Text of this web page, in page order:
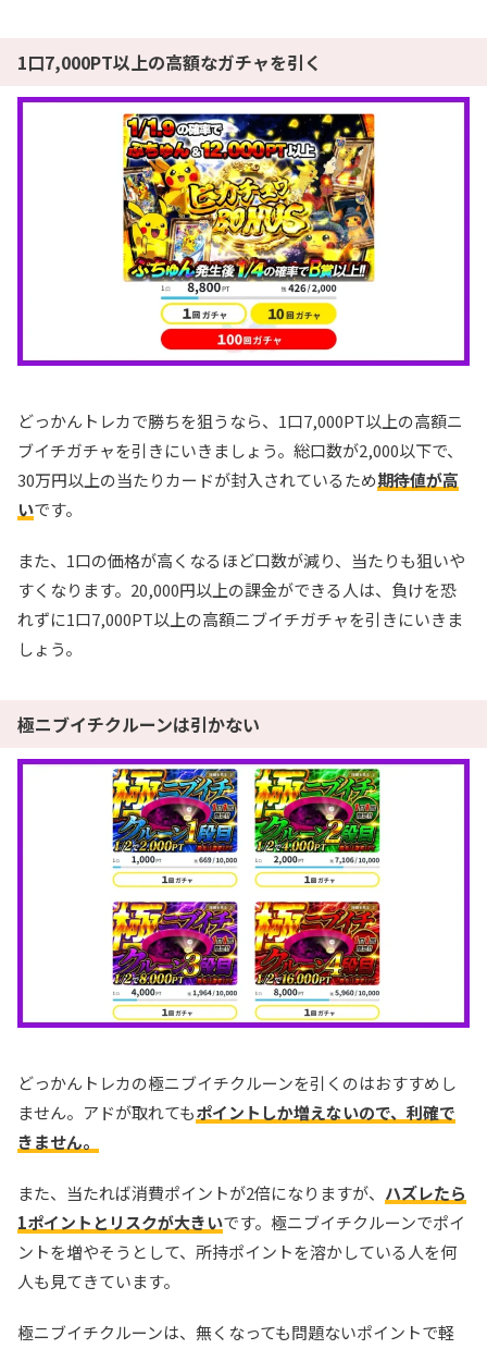
1口7,000PT以上の高額なガチャを引く
どっかんトレカで勝ちを狙うなら、1口7,000PT以上の高額ニ
ブイチガチャを引きにいきましょう。総口数が2,000以下で、
30万円以上の当たりカードが封入されているため期待値が高
いです。
また、1口の価格が高くなるほど口数が減り、当たりも狙いや
すくなります。20,000円以上の課金ができる人は、負けを恐
れずに1口7,000PT以上の高額ニブイチガチャを引きにいきま
しょう。
極ニブイチクルーンは引かない
どっかんトレカの極ニブイチクルーンを引くのはおすすめし
ません。アドが取れてもポイントしか増えないので、利確で
きません。
また、当たれば消費ポイントが2倍になりますが、 ハズレたら
1ポイントとリスクが大きいです。極ニブイチクルーンでポイ
ントを増やそうとして、所持ポイントを溶かしている人を何
人も見てきています。
極ニブイチクルーンは、無くなっても問題ないポイントで軽